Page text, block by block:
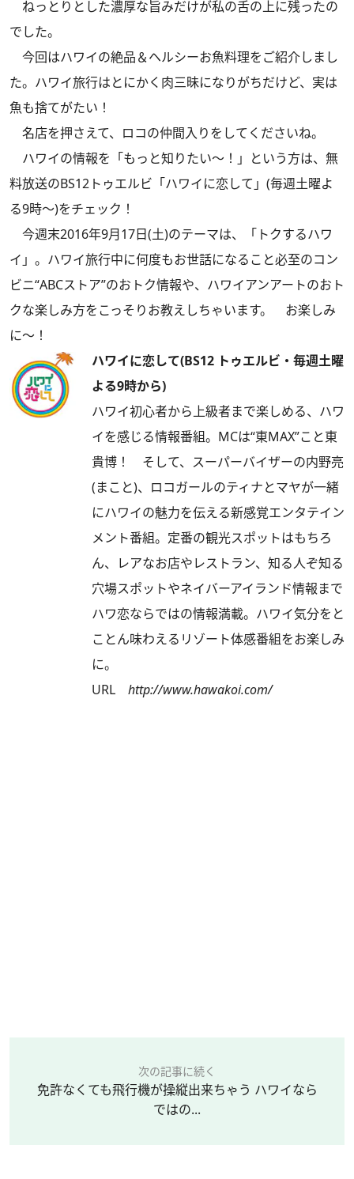
ねっとりとした濃厚な旨みだけが私の舌の上に残ったの
でした。
今回はハワイの絶品＆ヘルシーお魚料理をご紹介しまし
た。ハワイ旅行はとにかく肉三昧になりがちだけど、実は
魚も捨てがたい！
名店を押さえて、ロコの仲間入りをしてくださいね。
ハワイの情報を「もっと知りたい～！」という方は、無
料放送のBS12トゥエルビ「ハワイに恋して」(毎週土曜よ
る9時～)をチェック！
今週末2016年9月17日(土)のテーマは、「トクするハワ
イ」。ハワイ旅行中に何度もお世話になること必至のコン
ビニ“ABCストア”のおトク情報や、ハワイアンアートのおト
クな楽しみ方をこっそりお教えしちゃいます。 お楽しみ
に～！
ハワイに恋して(BS12 トゥエルビ・毎週土曜
よる9時から)
ハワイ初心者から上級者まで楽しめる、ハワ
イを感じる情報番組。MCは“東MAX”こと東
貴博！ そして、スーパーバイザーの内野亮
(まこと)、ロコガールのティナとマヤが一緒
にハワイの魅力を伝える新感覚エンタテイン
メント番組。定番の観光スポットはもちろ
ん、レアなお店やレストラン、知る人ぞ知る
穴場スポットやネイバーアイランド情報まで
ハワ恋ならではの情報満載。ハワイ気分をと
ことん味わえるリゾート体感番組をお楽しみ
に。
URL http://www.hawakoi.com/
次の記事に続く
免許なくても飛行機が操縦出来ちゃう ハワイなら
ではの...